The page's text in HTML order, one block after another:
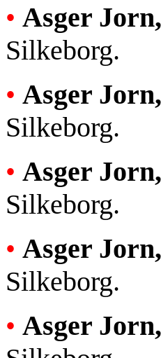
• Asger Jorn,
Silkeborg.
• Asger Jorn,
Silkeborg.
• Asger Jorn,
Silkeborg.
• Asger Jorn,
Silkeborg.
• Asger Jorn,